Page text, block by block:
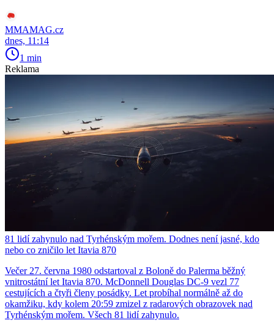
MMAMAG.cz
dnes, 11:14
1 min
Reklama
81 lidí zahynulo nad Tyrhénským mořem. Dodnes není jasné, kdo
nebo co zničilo let Itavia 870
Večer 27. června 1980 odstartoval z Boloně do Palerma běžný
vnitrostátní let Itavia 870. McDonnell Douglas DC-9 vezl 77
cestujících a čtyři členy posádky. Let probíhal normálně až do
okamžiku, kdy kolem 20:59 zmizel z radarových obrazovek nad
Tyrhénským mořem. Všech 81 lidí zahynulo.